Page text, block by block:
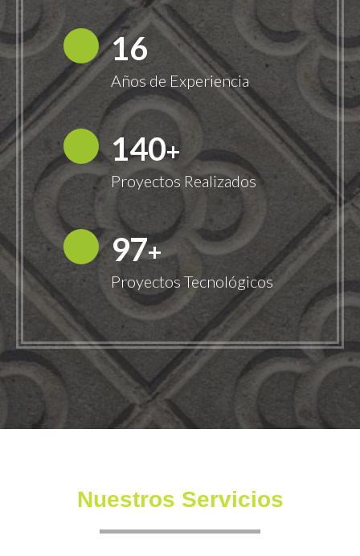
18
Años de Experiencia
149+
Proyectos Realizados
100+
Proyectos Tecnológicos
Nuestros Servicios